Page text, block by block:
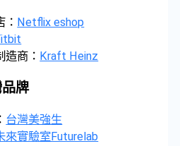
Netflix eshop
商： Kraft Heinz
牌
台灣美強生
來實驗室Futurelab